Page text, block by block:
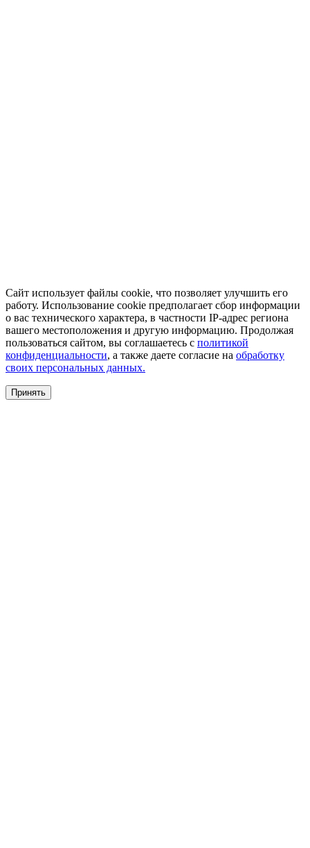
Сайт использует файлы cookie, что позволяет улучшить его
работу. Использование cookie предполагает сбор информации
о вас технического характера, в частности IP-адрес региона
вашего местоположения и другую информацию. Продолжая
пользоваться сайтом, вы соглашаетесь с политикой
конфиденциальности, а также даете согласие на обработку
своих персональных данных.
Принять